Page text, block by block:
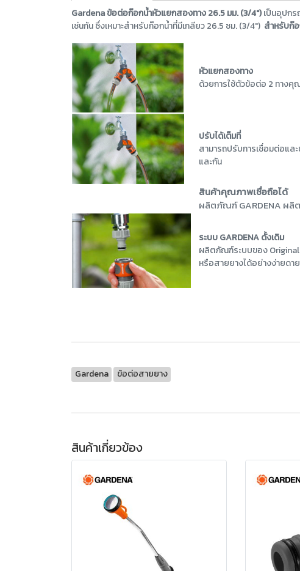
Gardena ข้อต่อก๊อกน้ำหัวแยกสองทาง 26.5 มม. (3/4")เป็นอุปก
เช่นกัน ซึ่งเหมาะสำหรับก๊อกน้ำที่มีเกลียว 26.5 ซม. (3/4") สำหรับก๊
หัวแยกสองทาง
ด้วยการใช้ตัวข้อต่อ 2 ทางคุ
ปรับได้เต็มที่
สามารถปรับการเชื่อมต่อแล
และกัน
สินค้าคุณภาพเชื่อถือได้
ผลิตภัณฑ์ GARDENA ผลิ
ระบบ GARDENA ดั้งเดิม
ผลิตภัณฑ์ระบบของ Original
หรือสายยางได้อย่างง่ายดา
Gardena ข้อต่อสายยาง
สินค้าเกี่ยวข้อง